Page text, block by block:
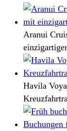
Aranui
Havila